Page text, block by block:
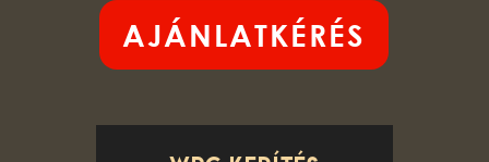
AJÁNLATKÉRÉS